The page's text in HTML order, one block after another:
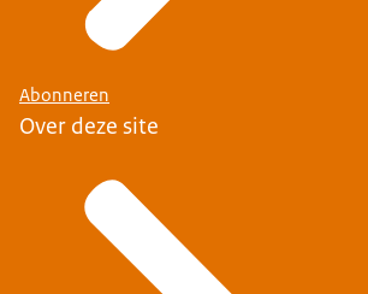
Abonneren
Over deze site